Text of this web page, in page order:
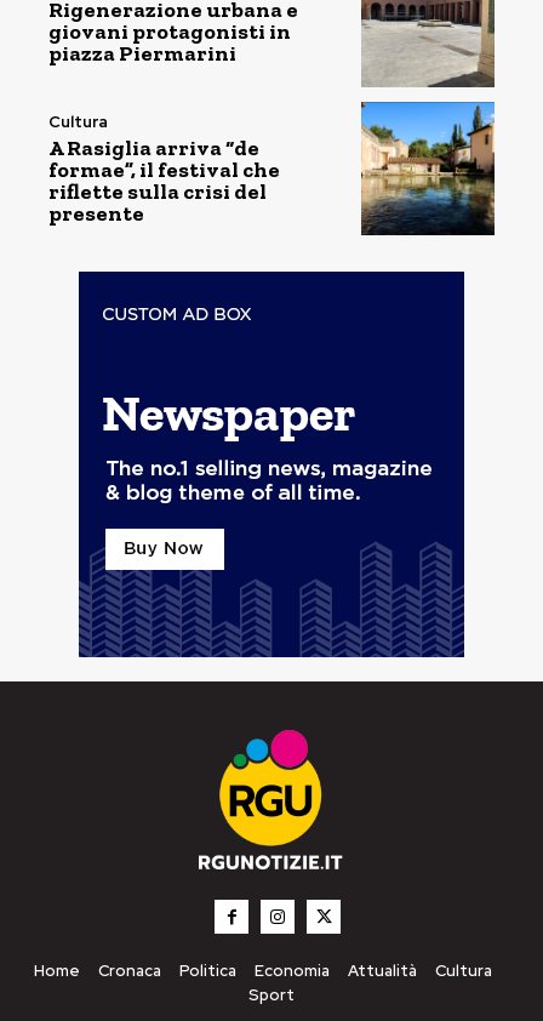
Rigenerazione urbana e
giovani protagonisti in
piazza Piermarini
Cultura
A Rasiglia arriva “de
formae”, il festival che
riflette sulla crisi del
presente
Home Cronaca Politica Economia Attualità
Cultura
Sport